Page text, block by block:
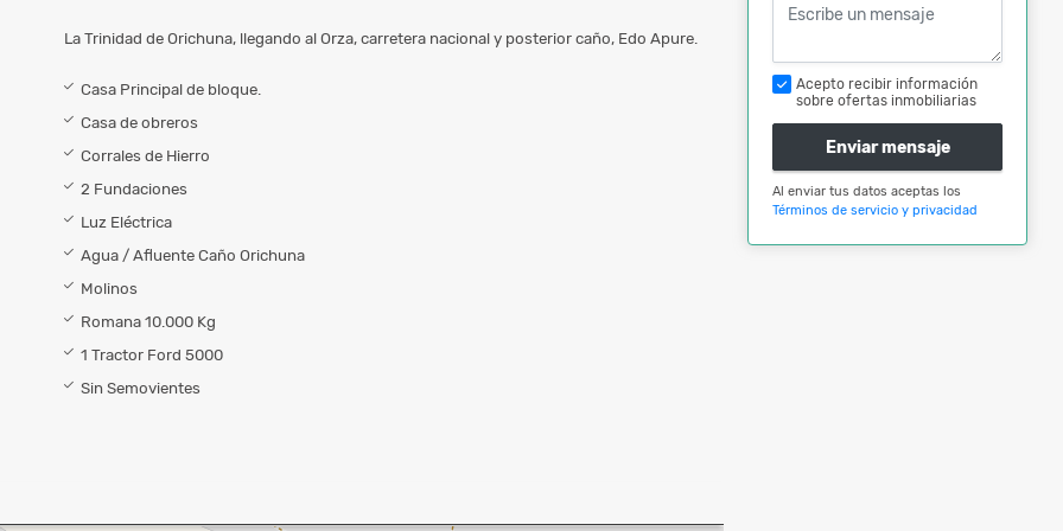
La Trinidad de Orichuna, llegando al Orza, carretera nacional y posterior caño, Edo Apure.
Casa Principal de bloque.
Casa de obreros
Corrales de Hierro
2 Fundaciones
Luz Eléctrica
Agua / Afluente Caño Orichuna
Molinos
Romana 10.000 Kg
1 Tractor Ford 5000
Sin Semovientes
Acepto recibir información
sobre ofertas inmobiliarias
Enviar mensaje
Al enviar tus datos aceptas los
Términos de servicio y privacidad